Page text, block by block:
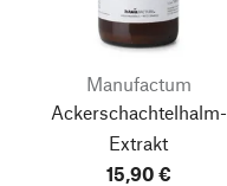
Manufactum
Ackerschachtelhalm-
Extrakt
15,90 €